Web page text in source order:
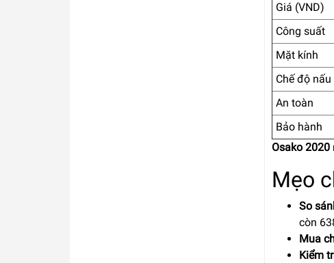
Giá (VND)
Công suất
Mặt kính
Chế độ nấu
An toàn
Bảo hành
Osako 2020
Mẹo
So
còn
Mua
Kiểm